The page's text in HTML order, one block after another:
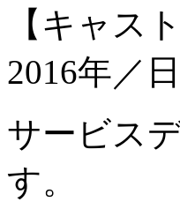
【キャス
2016年／
サービス
す。